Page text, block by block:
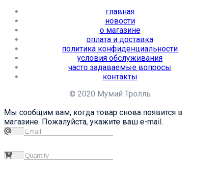
главная
новости
о магазине
оплата и доставка
политика конфиденциальности
условия обслуживания
часто задаваемые вопросы
контакты
© 2020 Мумий Тролль
Мы сообщим вам, когда товар снова появится в
магазине. Пожалуйста, укажите ваш e-mail.